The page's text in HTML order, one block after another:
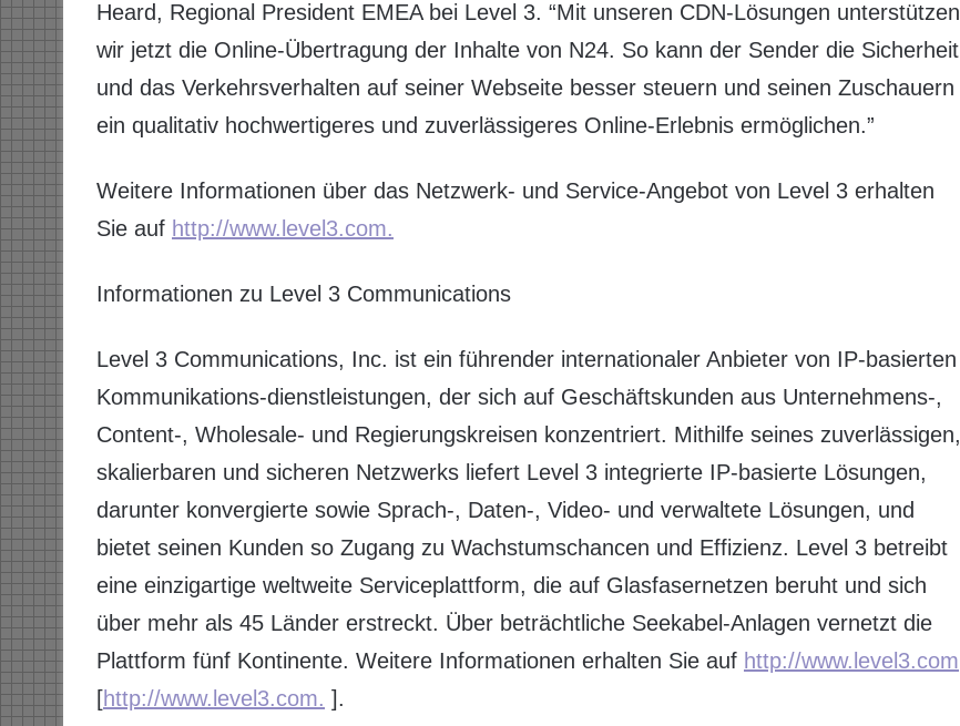
Heard, Regional President EMEA bei Level 3. “Mit unseren CDN-Lösungen unterstützen
wir jetzt die Online-Übertragung der Inhalte von N24. So kann der Sender die Sicherheit
und das Verkehrsverhalten auf seiner Webseite besser steuern und seinen Zuschauern
ein qualitativ hochwertigeres und zuverlässigeres Online-Erlebnis ermöglichen.”
Weitere Informationen über das Netzwerk- und Service-Angebot von Level 3 erhalten
Sie auf http://www.level3.com.
Informationen zu Level 3 Communications
Level 3 Communications, Inc. ist ein führender internationaler Anbieter von IP-basierten
Kommunikations-dienstleistungen, der sich auf Geschäftskunden aus Unternehmens-,
Content-, Wholesale- und Regierungskreisen konzentriert. Mithilfe seines zuverlässigen,
skalierbaren und sicheren Netzwerks liefert Level 3 integrierte IP-basierte Lösungen,
darunter konvergierte sowie Sprach-, Daten-, Video- und verwaltete Lösungen, und
bietet seinen Kunden so Zugang zu Wachstumschancen und Effizienz. Level 3 betreibt
eine einzigartige weltweite Serviceplattform, die auf Glasfasernetzen beruht und sich
über mehr als 45 Länder erstreckt. Über beträchtliche Seekabel-Anlagen vernetzt die
Plattform fünf Kontinente. Weitere Informationen erhalten Sie auf http://www.level3.com
[http://www.level3.com. ].